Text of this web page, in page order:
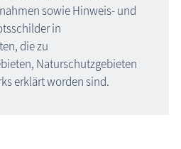
sowie Hinweis- und
in
die zu
Naturschutzgebieten
erklärt worden sind.